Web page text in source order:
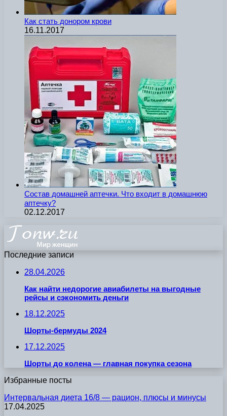
Как стать донором крови
16.11.2017
Состав домашней аптечки. Что входит в домашнюю
аптечку?
02.12.2017
Последние записи
28.04.2026
Как найти недорогие авиабилеты на выгодные
рейсы и сэкономить деньги
18.12.2025
Шорты-бермуды 2024
17.12.2025
Шорты до колена — главная покупка сезона
Избранные посты
Интервальная диета 16/8 — рацион, плюсы и минусы
17.04.2025